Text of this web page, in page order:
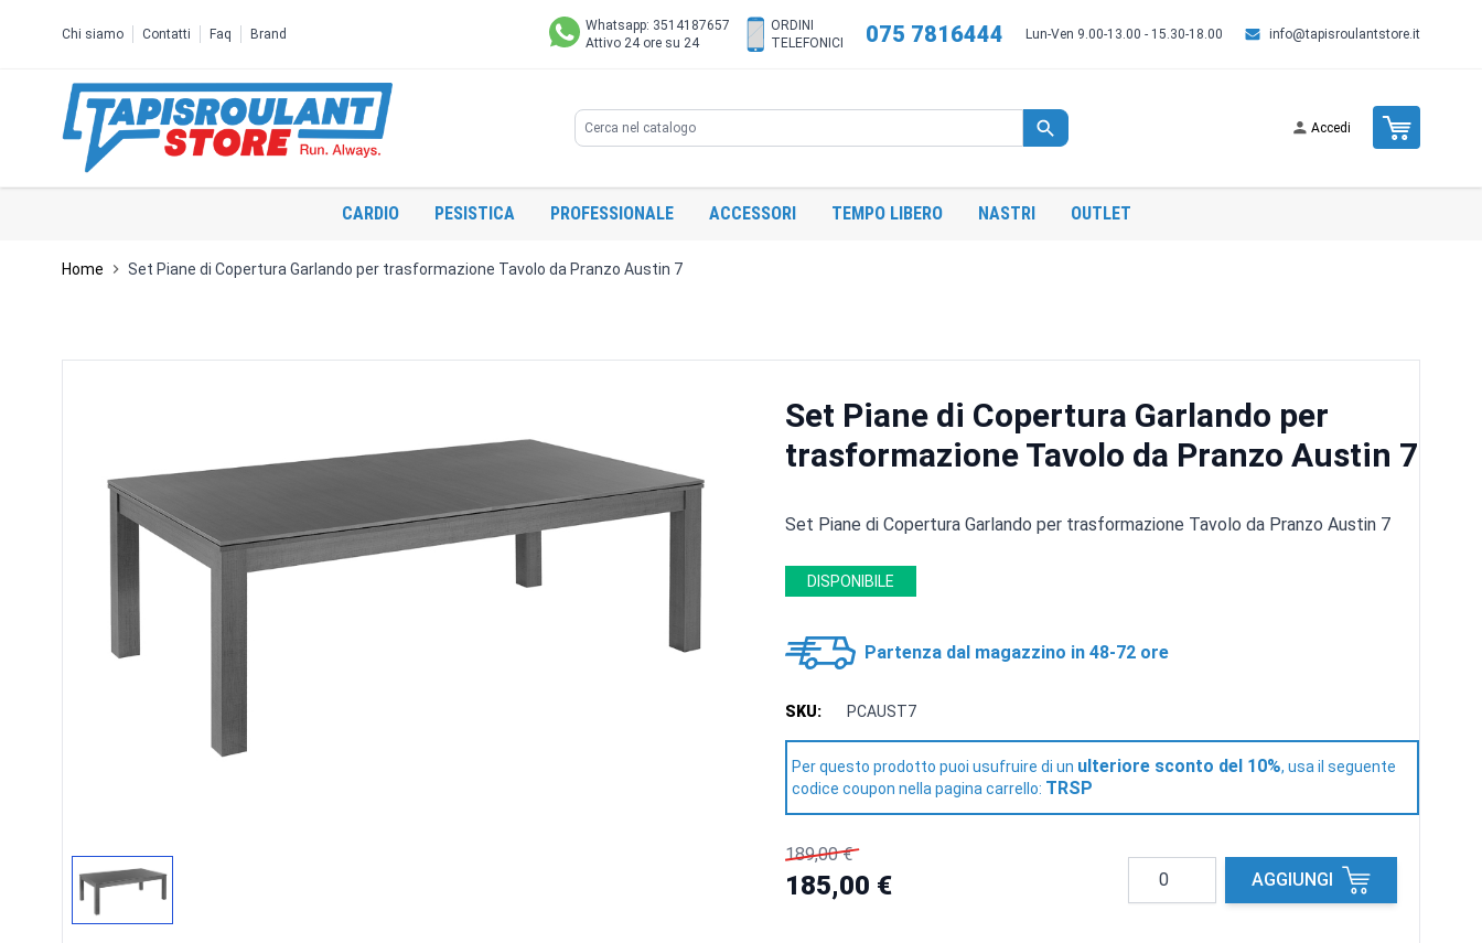
Chi siamo Contatti Faq Brand
Whatsapp: 3514187657
Attivo 24 ore su 24
ORDINI
TELEFONICI
075 7816444 Lun-Ven 9.00-13.00 - 15.30-18.00 info@tapisroulantstore.it
Accedi Cart
CARDIO PESISTICA PROFESSIONALE ACCESSORI TEMPO LIBERO NASTRI OUTLET
Home Set Piane di Copertura Garlando per trasformazione Tavolo da Pranzo Austin 7
Set Piane di Copertura Garlando per
trasformazione Tavolo da Pranzo Austin 7
Set Piane di Copertura Garlando per trasformazione Tavolo da Pranzo Austin 7
DISPONIBILE
Partenza dal magazzino in 48-72 ore
SKU: PCAUST7
Per questo prodotto puoi usufruire di un ulteriore sconto del 10%, usa il seguente
codice coupon nella pagina carrello: TRSP
189,00 €
185,00 €
Quantità
AGGIUNGI